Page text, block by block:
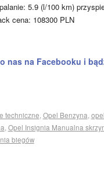
5.9 (l/100 km)
cena: 108300 PLN
nas na Facebooku i
techniczne Opel Benzyna
Opel Insignia Manualna
biegów